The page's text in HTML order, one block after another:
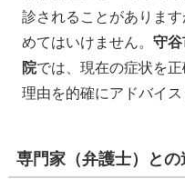
診されることがありま
めてはいけません。 守
院では、現在の症状を
理由を的確にアドバイス
専門家（弁護士）との